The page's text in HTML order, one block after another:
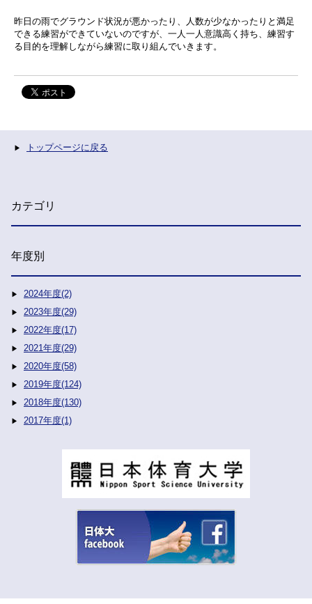
昨日の雨でグラウンド状況が悪かったり、人数が少なかったりと満足
できる練習ができていないのですが、一人一人意識高く持ち、練習す
る目的を理解しながら練習に取り組んでいきます。
トップページに戻る
カテゴリ
年度別
2024年度(2)
2023年度(29)
2022年度(17)
2021年度(29)
2020年度(58)
2019年度(124)
2018年度(130)
2017年度(1)